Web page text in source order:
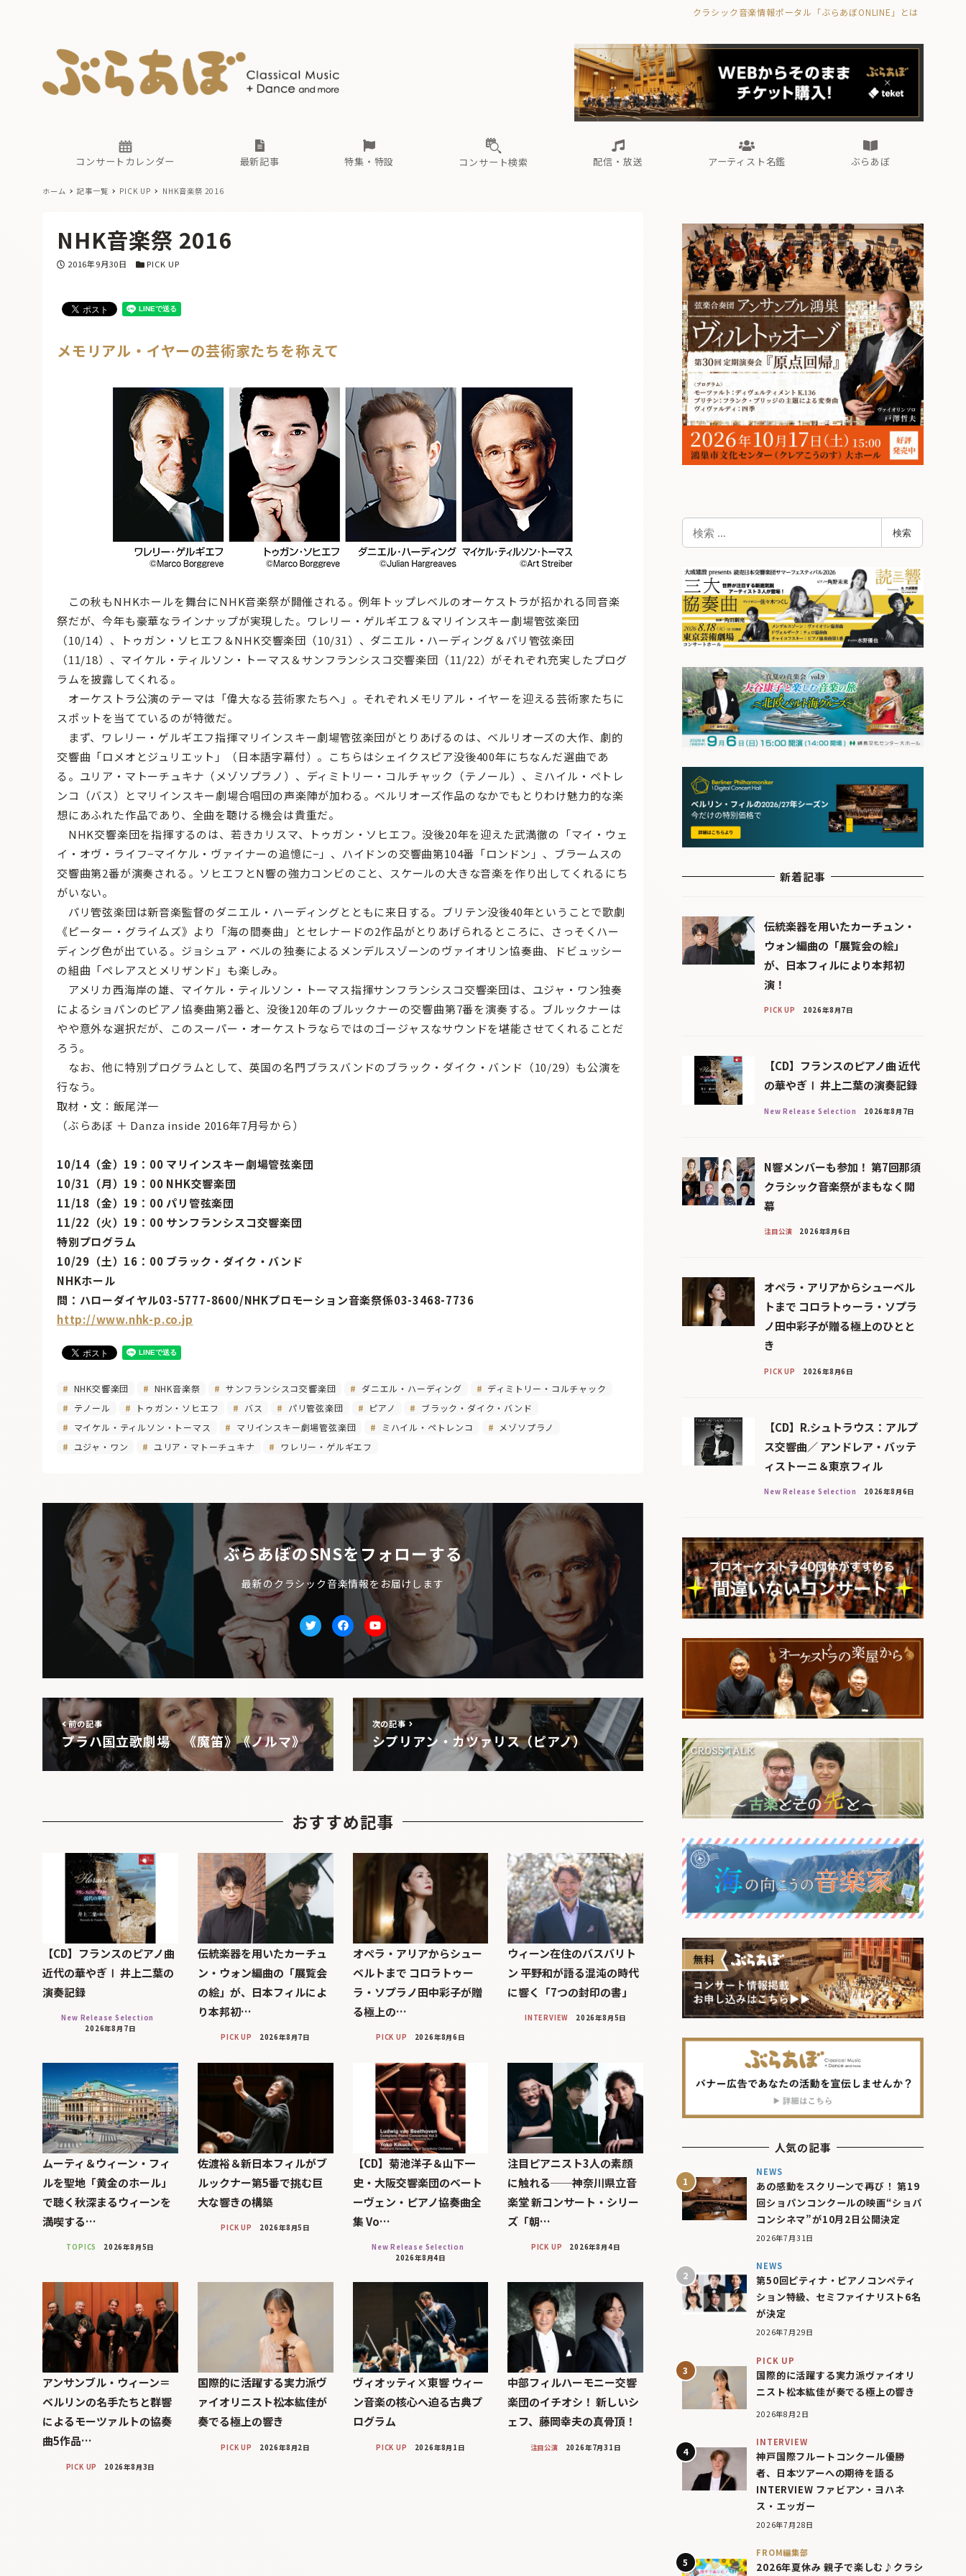
クラシック音楽情報ポータル「ぶらあぼONLINE」とは
コンサートカレンダー 最新記事
ぶらあぼブラス！
フォルテピアノ・オデッセイ
特集・特設 コンサート検索 配信・放送 アーティスト名鑑 ぶらあぼ
古楽とその先と 海の向こうの音楽家 Aからの眺望 ぶらあぼブラス！
フォルテピアノ・オデッセイ
過去の特集
無料ライブ配信スケジュール
あ か さ
ホーム 記事一覧 PICK UP NHK音楽祭 2016
NHK音楽祭 2016
投稿日
2016年9月30日 カテゴリー
PICK UP
メモリアル・イヤーの芸術家たちを称えて
この秋もNHKホールを舞台にNHK音楽祭が開催される。例年トップレベルのオーケストラが招かれる同音楽
祭だが、今年も豪華なラインナップが実現した。ワレリー・ゲルギエフ＆マリインスキー劇場管弦楽団
（10/14）、トゥガン・ソヒエフ＆NHK交響楽団（10/31）、ダニエル・ハーディング＆パリ管弦楽団
（11/18）、マイケル・ティルソン・トーマス＆サンフランシスコ交響楽団（11/22）がそれぞれ充実したプログ
ラムを披露してくれる。
オーケストラ公演のテーマは「偉大なる芸術家たちへ」。それぞれメモリアル・イヤーを迎える芸術家たちに
スポットを当てているのが特徴だ。
まず、ワレリー・ゲルギエフ指揮マリインスキー劇場管弦楽団がとりあげるのは、ベルリオーズの大作、劇的
交響曲「ロメオとジュリエット」（日本語字幕付）。こちらはシェイクスピア没後400年にちなんだ選曲であ
る。ユリア・マトーチュキナ（メゾソプラノ）、ディミトリー・コルチャック（テノール）、ミハイル・ペトレ
ンコ（バス）とマリインスキー劇場合唱団の声楽陣が加わる。ベルリオーズ作品のなかでもとりわけ魅力的な楽
想にあふれた作品であり、全曲を聴ける機会は貴重だ。
NHK交響楽団を指揮するのは、若きカリスマ、トゥガン・ソヒエフ。没後20年を迎えた武満徹の「マイ・ウェ
イ・オヴ・ライフ−マイケル・ヴァイナーの追憶に−」、ハイドンの交響曲第104番「ロンドン」、ブラームスの
交響曲第2番が演奏される。ソヒエフとN響の強力コンビのこと、スケールの大きな音楽を作り出してくれるにち
がいない。
パリ管弦楽団は新音楽監督のダニエル・ハーディングとともに来日する。ブリテン没後40年ということで歌劇
《ピーター・グライムズ》より「海の間奏曲」とセレナードの2作品がとりあげられるところに、さっそくハー
ディング色が出ている。ジョシュア・ベルの独奏によるメンデルスゾーンのヴァイオリン協奏曲、ドビュッシー
の組曲「ペレアスとメリザンド」も楽しみ。
アメリカ西海岸の雄、マイケル・ティルソン・トーマス指揮サンフランシスコ交響楽団は、ユジャ・ワン独奏
によるショパンのピアノ協奏曲第2番と、没後120年のブルックナーの交響曲第7番を演奏する。ブルックナーは
やや意外な選択だが、このスーパー・オーケストラならではのゴージャスなサウンドを堪能させてくれることだ
ろう。
なお、他に特別プログラムとして、英国の名門ブラスバンドのブラック・ダイク・バンド（10/29）も公演を
行なう。
取材・文：飯尾洋一
（ぶらあぼ ＋ Danza inside 2016年7月号から）
10/14（金）19：00 マリインスキー劇場管弦楽団
10/31（月）19：00 NHK交響楽団
11/18（金）19：00 パリ管弦楽団
11/22（火）19：00 サンフランシスコ交響楽団
特別プログラム
10/29（土）16：00 ブラック・ダイク・バンド
NHKホール
問：ハローダイヤル03-5777-8600/NHKプロモーション音楽祭係03-3468-7736
http://www.nhk-p.co.jp
NHK交響楽団 NHK音楽祭 サンフランシスコ交響楽団 ダニエル・ハーディング
ディミトリー・コルチャック
テノール
トゥガン・ソヒエフ バス パリ管弦楽団 ピアノ
ブラック・ダイク・バンド
マイケル・ティルソン・トーマス
マリインスキー劇場管弦楽団 ミハイル・ペトレンコ
メゾソプラノ
ユジャ・ワン
ユリア・マトーチュキナ ワレリー・ゲルギエフ
ぶらあぼのSNSをフォローする
最新のクラシック音楽情報をお届けします
TwitterfacebookYoutube
前の記事
プラハ国立歌劇場 《魔笛》《ノルマ》
次の記事
シプリアン・カツァリス（ピアノ）
おすすめ記事
【CD】フランスのピアノ曲
近代の華やぎⅠ 井上二葉の
演奏記録
New Release Selection
2026年8月7日
伝統楽器を用いたカーチュ
ン・ウォン編曲の「展覧会
の絵」が、日本フィルによ
り本邦初…
PICK UP 2026年8月7日
オペラ・アリアからシュー
ベルトまで コロラトゥー
ラ・ソプラノ田中彩子が贈
る極上の…
PICK UP 2026年8月6日
ウィーン在住のバスバリト
ン 平野和が語る混沌の時代
に響く「7つの封印の書」
INTERVIEW 2026年8月5日
ムーティ＆ウィーン・フィ
ルを聖地「黄金のホール」
で聴く秋深まるウィーンを
満喫する…
TOPICS 2026年8月5日
佐渡裕＆新日本フィルがブ
ルックナー第5番で挑む巨
大な響きの構築
PICK UP 2026年8月5日
【CD】菊池洋子＆山下一
史・大阪交響楽団のベート
ーヴェン・ピアノ協奏曲全
集 Vo…
New Release Selection
2026年8月4日
注目ピアニスト3人の素顔
に触れる──神奈川県立音
楽堂 新コンサート・シリー
ズ「朝…
PICK UP 2026年8月4日
アンサンブル・ウィーン＝
ベルリンの名手たちと群響
によるモーツァルトの協奏
曲5作品…
PICK UP 2026年8月3日
国際的に活躍する実力派ヴ
ァイオリニスト松本紘佳が
奏でる極上の響き
PICK UP 2026年8月2日
ヴィオッティ×東響 ウィー
ン音楽の核心へ迫る古典プ
ログラム
PICK UP 2026年8月1日
中部フィルハーモニー交響
楽団のイチオシ！ 新しいシ
ェフ、藤岡幸夫の真骨頂！
注目公演 2026年7月31日
検
索
検索
新着記事
伝統楽器を用いたカーチュン・
ウォン編曲の「展覧会の絵」
が、日本フィルにより本邦初
演！
PICK UP 2026年8月7日
【CD】フランスのピアノ曲 近代
の華やぎⅠ 井上二葉の演奏記録
New Release Selection 2026年8月7日
N響メンバーも参加！ 第7回那須
クラシック音楽祭がまもなく開
幕
注目公演 2026年8月6日
オペラ・アリアからシューベル
トまで コロラトゥーラ・ソプラ
ノ田中彩子が贈る極上のひとと
き
PICK UP 2026年8月6日
【CD】R.シュトラウス：アルプ
ス交響曲／ アンドレア・バッテ
ィストーニ＆東京フィル
New Release Selection 2026年8月6日
人気の記事
NEWS
あの感動をスクリーンで再び！ 第19
回ショパンコンクールの映画“ショパ
コンシネマ”が10月2日公開決定
2026年7月31日
NEWS
第50回ピティナ・ピアノコンペティ
ション特級、セミファイナリスト6名
が決定
2026年7月29日
PICK UP
国際的に活躍する実力派ヴァイオリ
ニスト松本紘佳が奏でる極上の響き
2026年8月2日
INTERVIEW
神戸国際フルートコンクール優勝
者、日本ツアーへの期待を語る
INTERVIEW ファビアン・ヨハネ
ス・エッガー
2026年7月28日
FROM編集部
2026年夏休み 親子で楽しむ♪クラシ